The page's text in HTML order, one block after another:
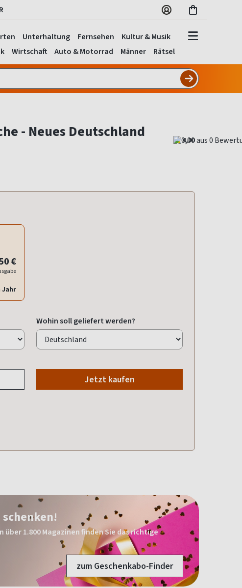
Unterhaltung Fernsehen
Kultur & Musik
Wirtschaft Auto & Motorrad Männer Rätsel
- Neues Deutschland
0,00
€
Jahr
Wohin soll geliefert werden?
Jetzt kaufen
schenken!
über 1.800 Magazinen finden Sie das richtige
zum Geschenkabo-Finder